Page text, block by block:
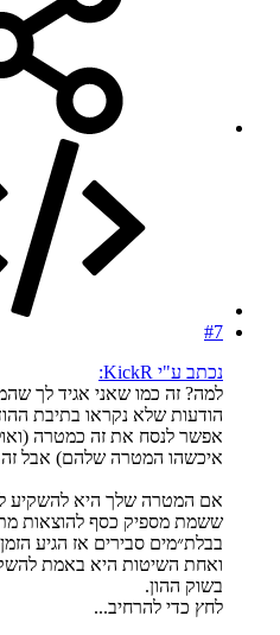
#7
נכתב ע"י KickR:
למה? זה כמו שאני אגיד לך
הודעות שלא נקראו בתיבת
אפשר לנסח את זה כמטרה
איכשהו המטרה שלהם) אבל זה
אם המטרה שלך היא להשקיע
ששמת מספיק כסף להוצאות
בבלת״מים סבירים אז הגיע
ואחת השיטות היא באמת
בשוק ההון.
לחץ כדי להרחיב...